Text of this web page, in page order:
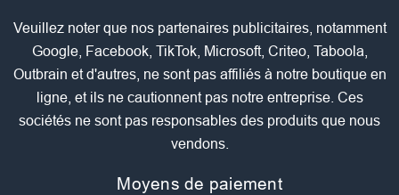
Veuillez noter que nos partenaires publicitaires, notamment
Google, Facebook, TikTok, Microsoft, Criteo, Taboola,
Outbrain et d'autres, ne sont pas affiliés à notre boutique en
ligne, et ils ne cautionnent pas notre entreprise. Ces
sociétés ne sont pas responsables des produits que nous
vendons.
Moyens de paiement